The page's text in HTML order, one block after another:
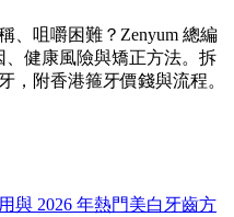
、咀嚼困難？Zenyum 總編
、健康風險與矯正方法。拆
，附香港箍牙價錢與流程。
與 2026 年熱門美白牙齒方